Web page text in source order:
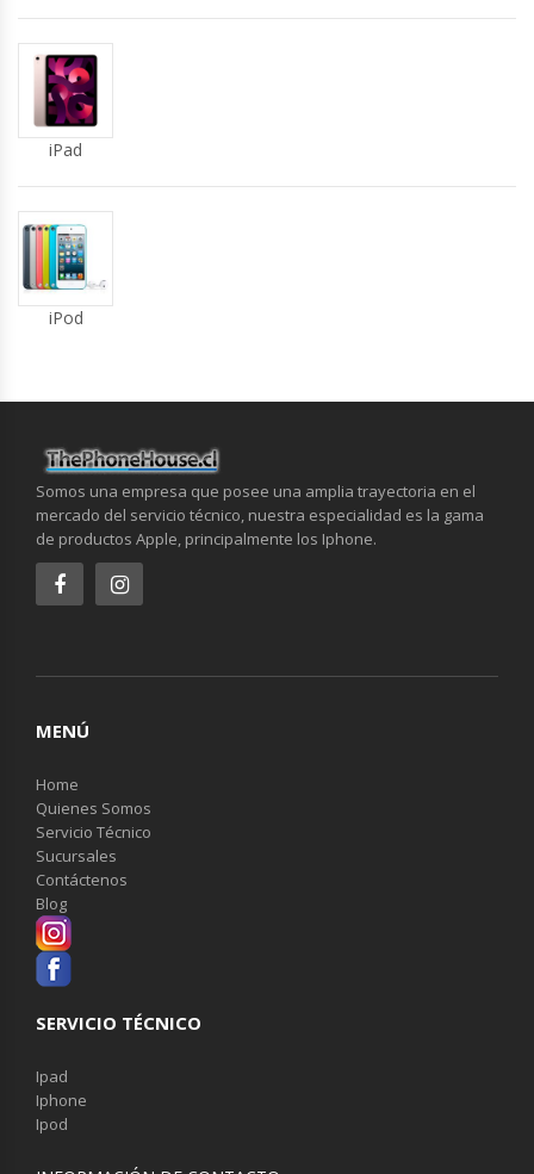
iPad
iPod
Somos una empresa que posee una amplia trayectoria en el
mercado del servicio técnico, nuestra especialidad es la gama
de productos Apple, principalmente los Iphone.
MENÚ
Home
Quienes Somos
Servicio Técnico
Sucursales
Contáctenos
Blog
SERVICIO TÉCNICO
Ipad
Iphone
Ipod